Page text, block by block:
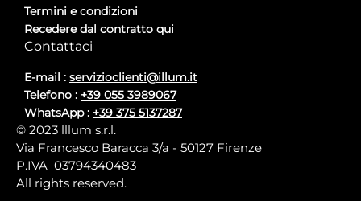
Termini e condizioni
Recedere dal contratto qui
Contattaci
E-mail : servizioclienti@illum.it
Telefono : +39 055 3989067
WhatsApp : +39 375 5137287
© 2023 lllum s.r.l.
Via Francesco Baracca 3/a - 50127 Firenze
P.IVA 03794340483
All rights reserved.